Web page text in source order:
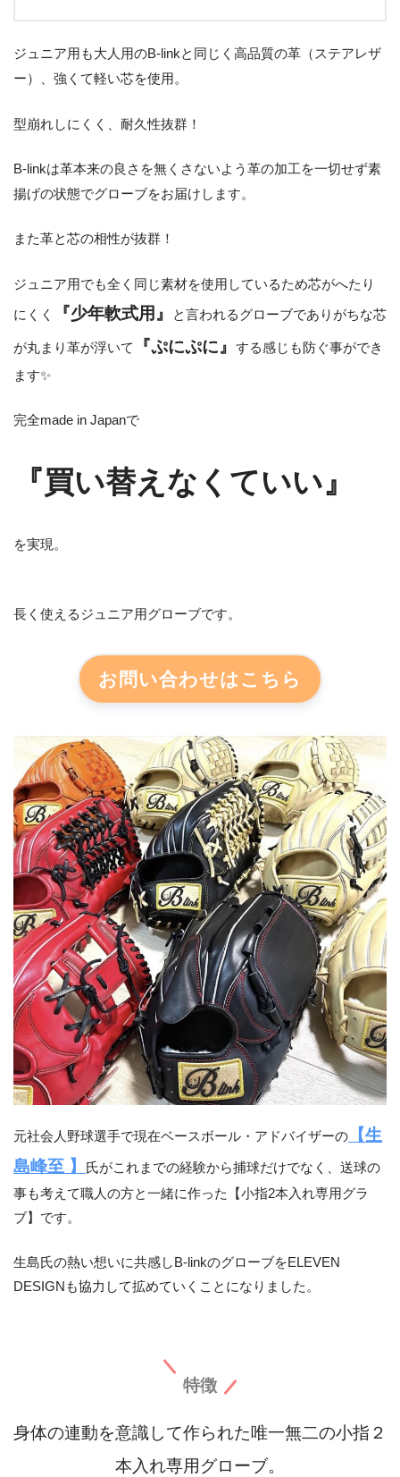
ジュニア用も大人用のB-linkと同じく高品質の革（ステアレザ
ー）、強くて軽い芯を使用。
型崩れしにくく、耐久性抜群！
B-linkは革本来の良さを無くさないよう革の加工を一切せず素
揚げの状態でグローブをお届けします。
また革と芯の相性が抜群！
ジュニア用でも全く同じ素材を使用しているため芯がへたり
にくく 『少年軟式用』 と言われるグローブでありがちな芯
が丸まり革が浮いて 『ぷにぷに』
する感じも防ぐ事ができ
ます✨
完全made in Japanで
『買い替えなくていい』
を実現。
長く使えるジュニア用グローブです。
お問い合わせはこちら
元社会人野球選手で現在ベースボール・アドバイザーの
【生
島峰至 】
氏がこれまでの経験から捕球だけでなく、送球の
事も考えて職人の方と一緒に作った【小指2本入れ専用グラ
ブ】です。
生島氏の熱い想いに共感しB-linkのグローブをELEVEN
DESIGNも協力して拡めていくことになりました。
特徴
身体の連動を意識して作られた唯一無二の小指２
本入れ専用グローブ。